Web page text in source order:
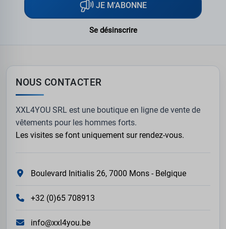
JE M'ABONNE
Se désinscrire
NOUS CONTACTER
XXL4YOU SRL est une boutique en ligne de vente de
vêtements pour les hommes forts.
Les visites se font uniquement sur rendez-vous.
Boulevard Initialis 26, 7000 Mons - Belgique
+32 (0)65 708913
info@xxl4you.be